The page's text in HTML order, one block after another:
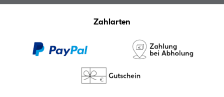
Zahlarten